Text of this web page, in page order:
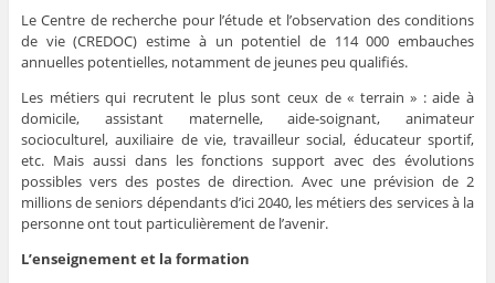
Le Centre de recherche pour l’étude et l’observation des conditions
de vie (CREDOC) estime à un potentiel de 114 000 embauches
annuelles potentielles, notamment de jeunes peu qualifiés.
Les métiers qui recrutent le plus sont ceux de « terrain » : aide à
domicile, assistant maternelle, aide-soignant, animateur
socioculturel, auxiliaire de vie, travailleur social, éducateur sportif,
etc. Mais aussi dans les fonctions support avec des évolutions
possibles vers des postes de direction.Avec une prévision de 2
millions de seniors dépendants d’ici 2040, les métiers des services à la
personne ont tout particulièrement de l’avenir.
L’enseignement et la formation